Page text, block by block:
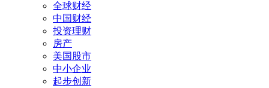
全球财经
中国财经
投资理财
房产
美国股市
中小企业
起步创新